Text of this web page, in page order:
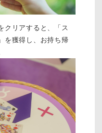
クリアすると、「ス
を獲得し、お持ち帰